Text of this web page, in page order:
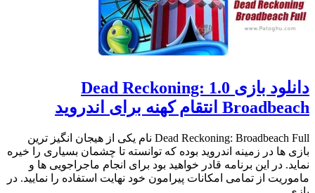
دانلود بازی 1.0 Dead Reckoning:
Broadbeach انتقام کهنه برای اندروید
Dead Reckoning: Broadbeach Full نام یکی از هیجان انگیز ترین
بازی ها در زمینه اندروید بوده که توانسته تا چشمان بسیاری را خیره
نماید. در این برنامه قادر خواهید بود برای انجام ماجراجویی ها و
ماموریت از تمامی امکانات پیرامون خود نهایت استفاده را نمایید. در